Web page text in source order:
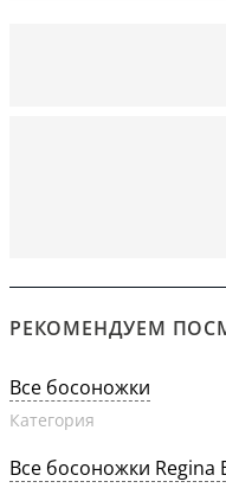
РЕКОМЕНДУЕМ
Все босоножки
Категория
Все босоножки Regina